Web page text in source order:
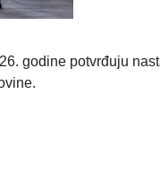
godine potvrđuju